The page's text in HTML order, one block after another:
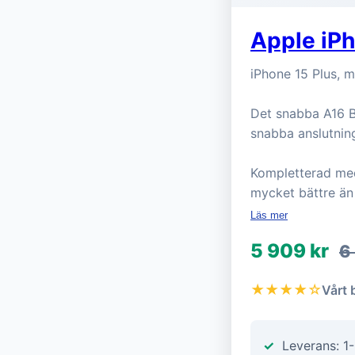
Apple
iPhone 15 Plus,
Det snabba A16
snabba
Kompletterad
mycket bättre
Läs mer
5 909 kr 6
★★★★☆Vårt
Leverans: